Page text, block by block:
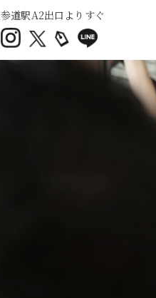
道駅A2出口よりすぐ